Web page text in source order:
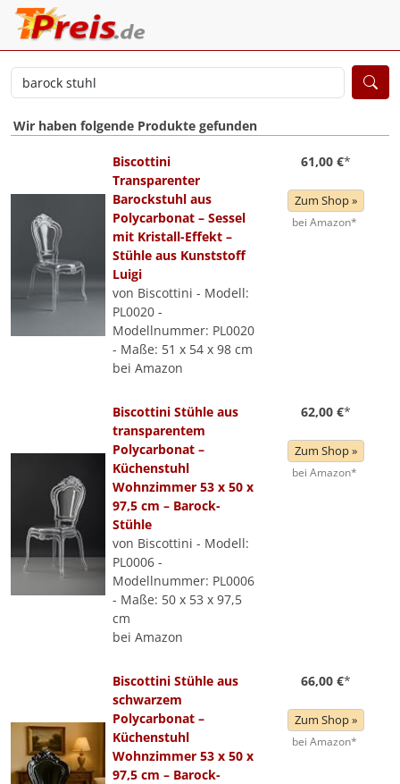
Wir haben folgende Produkte gefunden
Biscottini
Transparenter
Barockstuhl aus
Polycarbonat – Sessel
mit Kristall-Effekt –
Stühle aus Kunststoff
Luigi
von Biscottini - Modell:
PL0020 -
Modellnummer: PL0020
- Maße: 51 x 54 x 98 cm
bei Amazon
61,00 €*
Zum Shop »
bei Amazon*
Biscottini Stühle aus
transparentem
Polycarbonat –
Küchenstuhl
Wohnzimmer 53 x 50 x
97,5 cm – Barock-
Stühle
von Biscottini - Modell:
PL0006 -
Modellnummer: PL0006
- Maße: 50 x 53 x 97,5
cm
bei Amazon
62,00 €*
Zum Shop »
bei Amazon*
Biscottini Stühle aus
schwarzem
Polycarbonat –
Küchenstuhl
Wohnzimmer 53 x 50 x
97,5 cm – Barock-
66,00 €*
Zum Shop »
bei Amazon*